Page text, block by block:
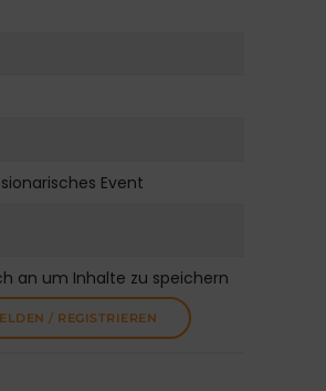
Event
an um Inhalte zu speichern
/ REGISTRIEREN